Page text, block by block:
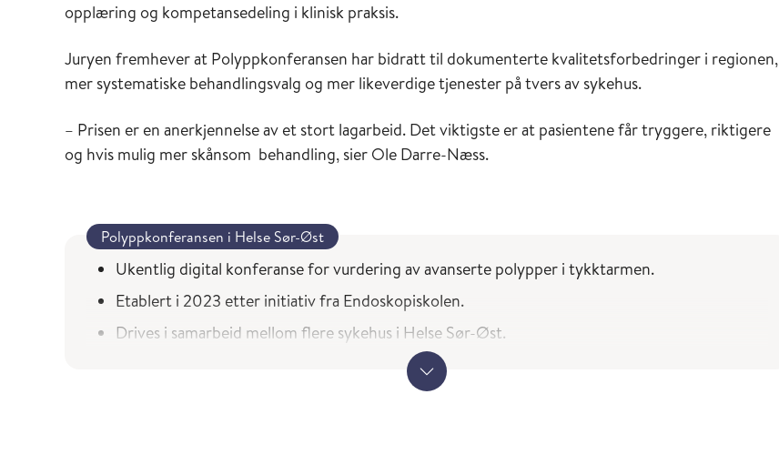
opplæring og kompetansedeling i klinisk praksis.
Juryen fremhever at Polyppkonferansen har bidratt til dokumenterte kvalitetsforbedringer i regionen,
mer systematiske behandlingsvalg og mer likeverdige tjenester på tvers av sykehus.
– Prisen er en anerkjennelse av et stort lagarbeid. Det viktigste er at pasientene får tryggere, riktigere
og hvis mulig mer skånsom behandling, sier Ole Darre-Næss.
Polyppkonferansen i Helse Sør-Øst
Ukentlig digital konferanse for vurdering av avanserte polypper i tykktarmen.
Etablert i 2023 etter initiativ fra Endoskopiskolen.
Drives i samarbeid mellom flere sykehus i Helse Sør-Øst.
Skal bidra til riktigere behandling, mindre unødvendig kirurgi og mindre underbehandling.
Brukes også som læringsarena for spesialister og leger i spesialisering.